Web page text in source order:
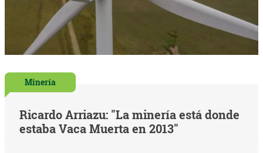
Minería
Ricardo Arriazu: "La minería está donde
estaba Vaca Muerta en 2013"